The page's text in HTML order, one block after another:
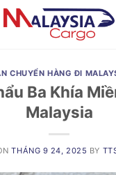
CHUYỂN HÀNG ĐI
Ba Khía
Malaysia
THÁNG 9 24, 2025 BY